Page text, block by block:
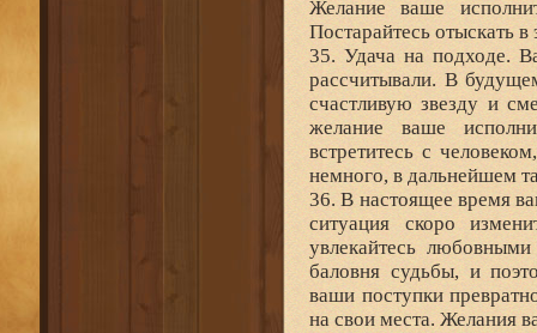
Желание ваше
Постарайтесь отыскать
35. Удача на подходе.
рассчитывали. В
счастливую звезду и
желание ваше
встретитесь с
немного, в дальнейшем
36. В настоящее время
ситуация скоро
увлекайтесь
баловня судьбы, и
ваши поступки
на свои места. Желания